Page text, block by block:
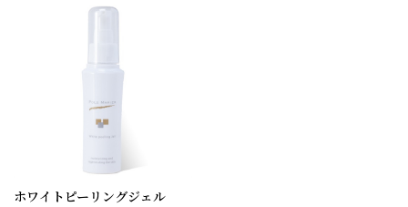
ホワイトピーリングジェル